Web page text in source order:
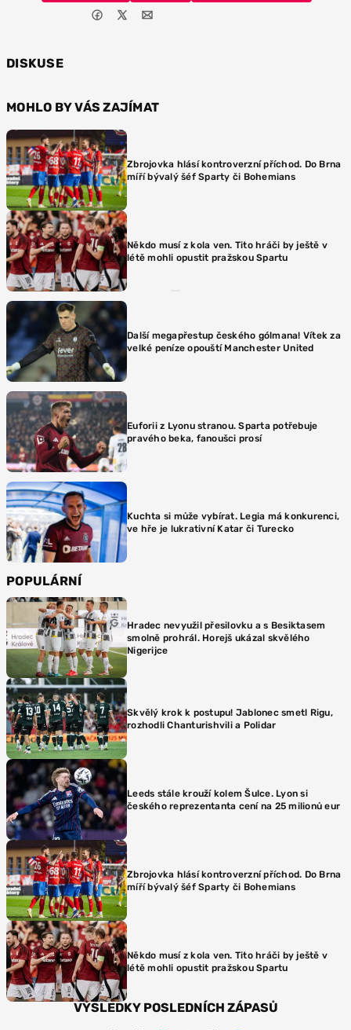
DISKUSE
MOHLO BY VÁS ZAJÍMAT
Zbrojovka hlásí kontroverzní příchod. Do Brna
míří bývalý šéf Sparty či Bohemians
Někdo musí z kola ven. Tito hráči by ještě v
létě mohli opustit pražskou Spartu
Další megapřestup českého gólmana! Vítek za
velké peníze opouští Manchester United
Euforii z Lyonu stranou. Sparta potřebuje
pravého beka, fanoušci prosí
Kuchta si může vybírat. Legia má konkurenci,
ve hře je lukrativní Katar či Turecko
POPULÁRNÍ
Hradec nevyužil přesilovku a s Besiktasem
smolně prohrál. Horejš ukázal skvělého
Nigerijce
Skvělý krok k postupu! Jablonec smetl Rigu,
rozhodli Chanturishvili a Polidar
Leeds stále krouží kolem Šulce. Lyon si
českého reprezentanta cení na 25 milionů eur
Zbrojovka hlásí kontroverzní příchod. Do Brna
míří bývalý šéf Sparty či Bohemians
Někdo musí z kola ven. Tito hráči by ještě v
létě mohli opustit pražskou Spartu
VÝSLEDKY POSLEDNÍCH ZÁPASŮ